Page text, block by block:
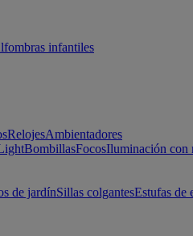
infantiles
RelojesAmbientadores
BombillasFocosIluminación con
de jardínSillas colgantesEstufas de